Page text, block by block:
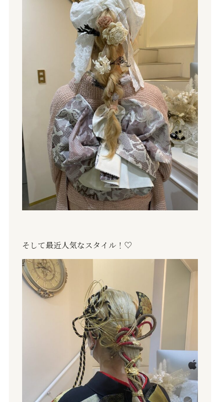
そして最近人気なスタイル！♡